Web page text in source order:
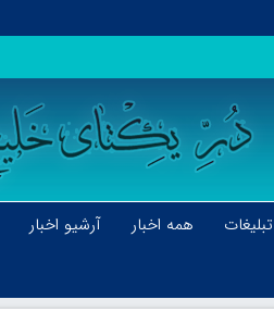
همه اخبار آرشیو اخبار